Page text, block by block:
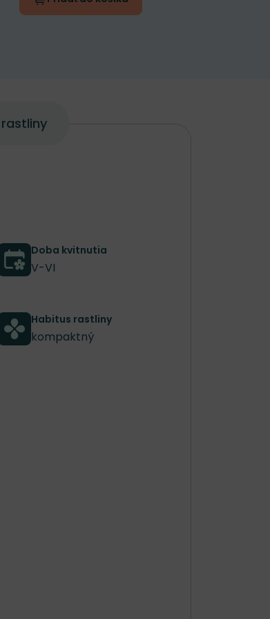
Doba kvitnutia
V-VI
Habitus rastliny
kompaktný